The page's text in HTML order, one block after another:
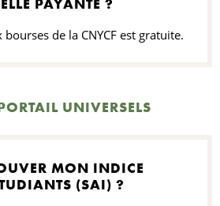
PAYANTE ?
de la CNYCF est gratuite.
UNIVERSELS
MON INDICE
(SAI) ?